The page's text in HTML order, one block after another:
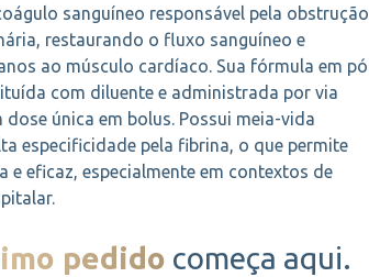
sanguíneo responsável pela obstrução
restaurando o fluxo sanguíneo e
ao músculo cardíaco. Sua fórmula em pó
com diluente e administrada por via
dose única em bolus. Possui meia-vida
especificidade pela fibrina, o que permite
e eficaz, especialmente em contextos de
pedido começa aqui.